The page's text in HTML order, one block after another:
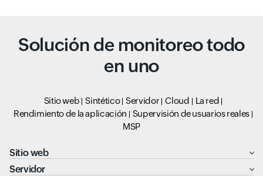
Solución de monitoreo todo
en uno
Sitio web Sintético Servidor Cloud
La red
Rendimiento de la aplicación
Supervisión de usuarios reales
MSP
Sitio web
Servidor